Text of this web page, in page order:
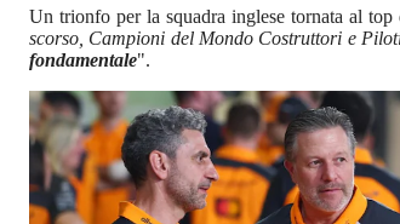
Un trionfo per la squadra inglese tornata al
scorso, Campioni del Mondo Costruttori e
fondamentale".